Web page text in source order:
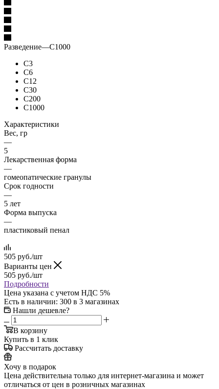
Разведение—C1000
C3
C6
C12
C30
C200
C1000
Характеристики
Вес, гр
—
5
Лекарственная форма
—
гомеопатические гранулы
Срок годности
—
5 лет
Форма выпуска
—
пластиковый пенал
505 руб./шт
Варианты цен
505 руб./шт
Подробности
Цена указана с учетом НДС 5%
Есть в наличии: 300 в 3 магазинах
Нашли дешевле?
В корзину
Купить в 1 клик
Рассчитать доставку
Хочу в подарок
Цена действительна только для интернет-магазина и может
отличаться от цен в розничных магазинах